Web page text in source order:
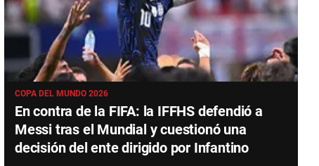
COPA DEL MUNDO 2026
En contra de la FIFA: la IFFHS defendió a
Messi tras el Mundial y cuestionó una
decisión del ente dirigido por Infantino